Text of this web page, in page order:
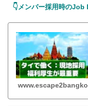
👇メンバー採用時の